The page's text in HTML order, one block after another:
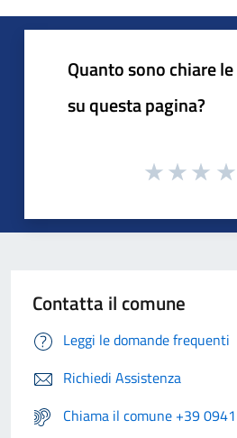
Quanto sono chiare
su questa pagina?
Contatta il comune
Leggi le domande frequenti
Richiedi Assistenza
Chiama il comune +39